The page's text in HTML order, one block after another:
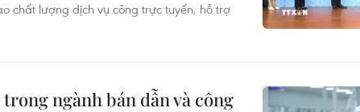
chất lượng dịch vụ công trực tuyến, hỗ trợ
ngành bán dẫn và công